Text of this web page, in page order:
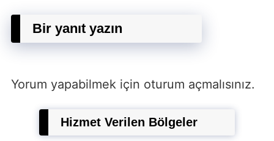
Bir yanıt yazın
Yorum yapabilmek için oturum açmalısınız.
Hizmet Verilen Bölgeler